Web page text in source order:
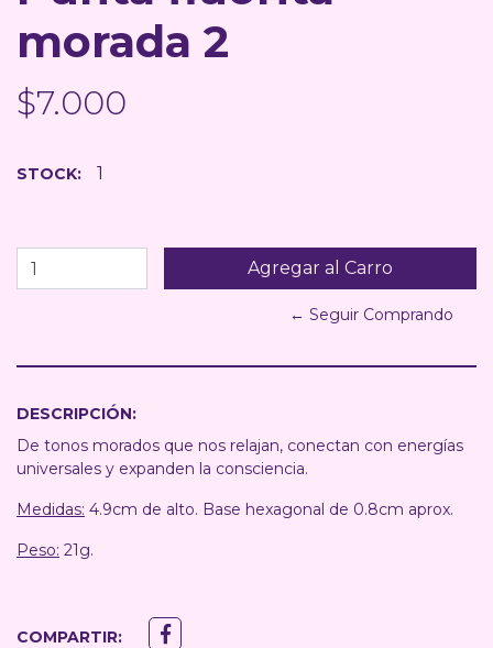
morada 2
$7.000
STOCK: 1
← Seguir Comprando
DESCRIPCIÓN:
De tonos morados que nos relajan, conectan con energías
universales y expanden la consciencia.
Medidas: 4.9cm de alto. Base hexagonal de 0.8cm aprox.
Peso: 21g.
COMPARTIR: